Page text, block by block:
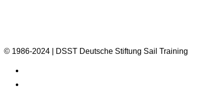
© 1986-2024 | DSST Deutsche Stiftung Sail Training